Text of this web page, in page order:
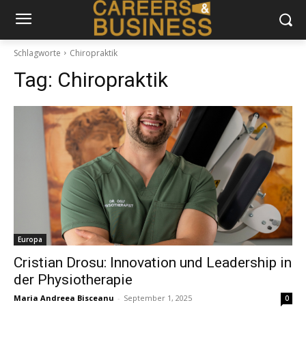
Schlagworte Chiropraktik
Tag: Chiropraktik
Europa
Cristian Drosu: Innovation und Leadership in
der Physiotherapie
Maria Andreea Bisceanu - September 1, 2025 0